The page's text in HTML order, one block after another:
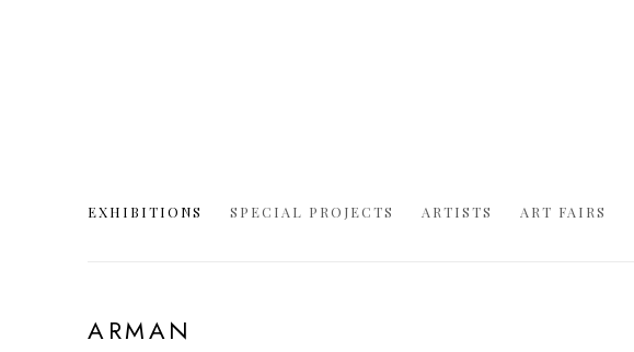
EXHIBITIONS SPECIAL PROJECTS ARTISTS ART FAIRS
ARMAN